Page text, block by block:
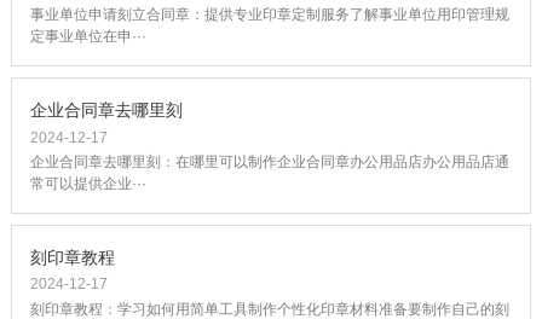
事业单位申请刻立合同章：提供专业印章定制服务了解事业单位用印管理规
定事业单位在申···
企业合同章去哪里刻
2024-12-17
企业合同章去哪里刻：在哪里可以制作企业合同章办公用品店办公用品店通
常可以提供企业···
刻印章教程
2024-12-17
刻印章教程：学习如何用简单工具制作个性化印章材料准备要制作自己的刻